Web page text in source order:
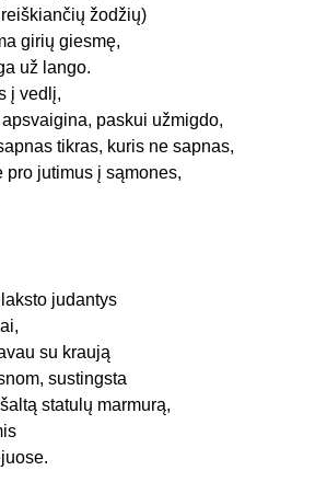
žodžių)
girių giesmę,
už lango.
į vedlį,
paskui užmigdo,
tikras, kuris ne sapnas,
pro jutimus į sąmones,
judantys
su kraują
sustingsta
statulų marmurą,